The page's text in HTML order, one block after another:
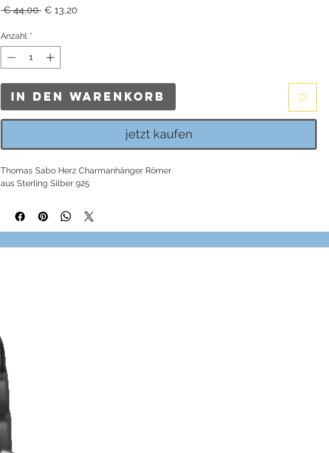
€ 44,00 Standardpreis
€ 13,20
Anzahl *
In den Warenkorb
jetzt kaufen
Thomas Sabo Herz Charmanhänger Römer
aus Sterling Silber 925